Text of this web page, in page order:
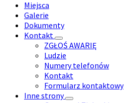
Miejsca
Galerie
Dokumenty
Kontakt
ZGŁOŚ AWARIĘ
Ludzie
Numery telefonów
Kontakt
Formularz kontaktowy
Inne strony